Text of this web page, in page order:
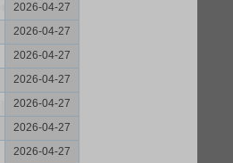
2026-04-27
2026-04-27
2026-04-27
2026-04-27
2026-04-27
2026-04-27
2026-04-27